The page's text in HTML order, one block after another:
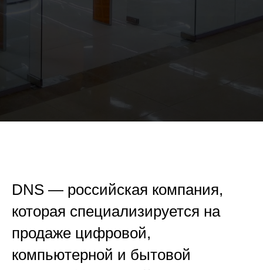
DNS — российская компания,
которая специализируется на
продаже цифровой,
компьютерной и бытовой